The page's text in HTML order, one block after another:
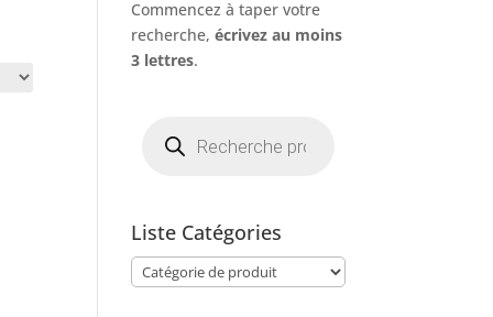
Commencez à taper votre
recherche,écrivez au moins
3 lettres.
produits
Liste Catégories